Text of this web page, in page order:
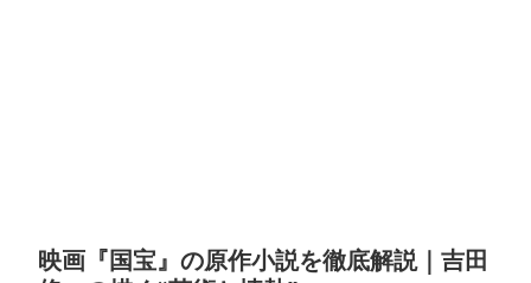
映画『国宝』の原作小説を徹底解説｜吉田